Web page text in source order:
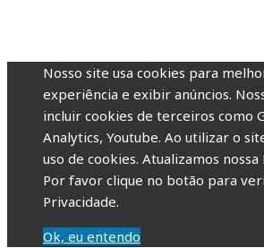
Nosso site usa cookies para
experiência e exibir anúncios.
incluir cookies de terceiros como
Analytics, Youtube. Ao utilizar o
uso de cookies. Atualizamos
Por favor clique no botão para
Privacidade.
Ok, eu entendo